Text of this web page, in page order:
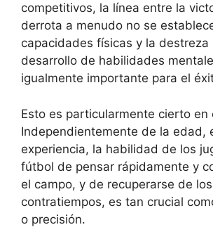
competitivos, la línea entre la
derrota a menudo no se
capacidades físicas y la destreza
desarrollo de habilidades
igualmente importante para el
Esto es particularmente cierto en
Independientemente de la edad,
experiencia, la habilidad de los
fútbol de pensar rápidamente y
el campo, y de recuperarse de los
contratiempos, es tan crucial
o precisión.